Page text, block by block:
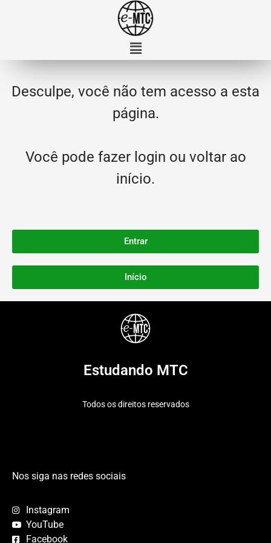
Desculpe, você não tem acesso a esta
página.
Você pode fazer login ou voltar ao
início.
Entrar
Início
Estudando MTC
Todos os direitos reservados
Nos siga nas redes sociais
Instagram
YouTube
Facebook